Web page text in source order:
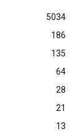
5034
186
135
64
28
21
13